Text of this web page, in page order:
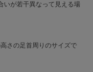
が若干異なって見える場
さの足首周りのサイズで